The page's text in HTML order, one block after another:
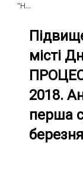
"Н...
місті
2018.
перша